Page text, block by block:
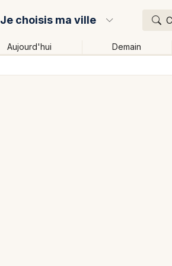
Je choisis ma ville
Aujourd'hui Demain